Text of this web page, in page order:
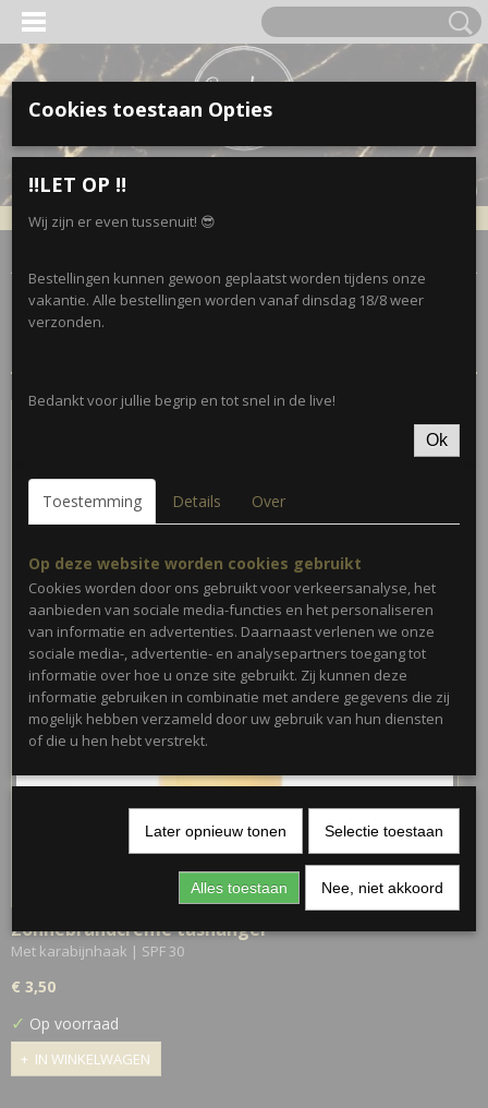
(0)
Sorteer op:
Zonnebrandcrème tashanger
Met karabijnhaak | SPF 30
€ 3,50
✓ Op voorraad
IN WINKELWAGEN
Cookies toestaan Opties
‼️LET OP ‼️
Wij zijn er even tussenuit! 😎
Bestellingen kunnen gewoon geplaatst worden tijdens onze
vakantie. Alle bestellingen worden vanaf dinsdag 18/8 weer
verzonden.
Bedankt voor jullie begrip en tot snel in de live!
Ok
Toestemming Details Over
Op deze website worden cookies gebruikt
Cookies worden door ons gebruikt voor verkeersanalyse, het
aanbieden van sociale media-functies en het personaliseren
van informatie en advertenties. Daarnaast verlenen we onze
sociale media-, advertentie- en analysepartners toegang tot
informatie over hoe u onze site gebruikt. Zij kunnen deze
informatie gebruiken in combinatie met andere gegevens die zij
mogelijk hebben verzameld door uw gebruik van hun diensten
of die u hen hebt verstrekt.
Later opnieuw tonen Selectie toestaan
Alles toestaan Nee, niet akkoord